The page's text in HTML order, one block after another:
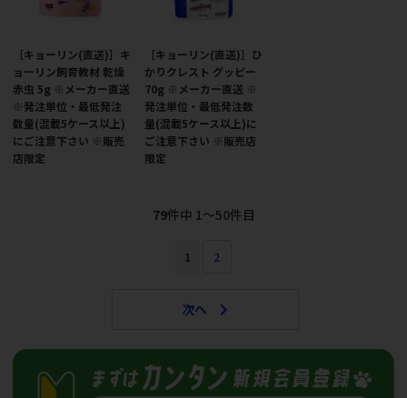
［キョーリン(直送)］キ
ョーリン飼育教材 乾燥
赤虫 5g ※メーカー直送
※発注単位・最低発注
数量(混載5ケース以上)
にご注意下さい ※販売
店限定
［キョーリン(直送)］ひ
かりクレスト グッピー
70g ※メーカー直送 ※
発注単位・最低発注数
量(混載5ケース以上)に
ご注意下さい ※販売店
限定
79件中 1〜50件目
1 2